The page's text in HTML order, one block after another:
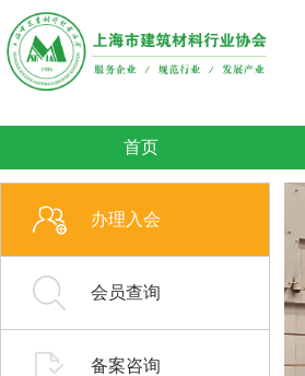
首页
办理入会
会员查询
备案咨询